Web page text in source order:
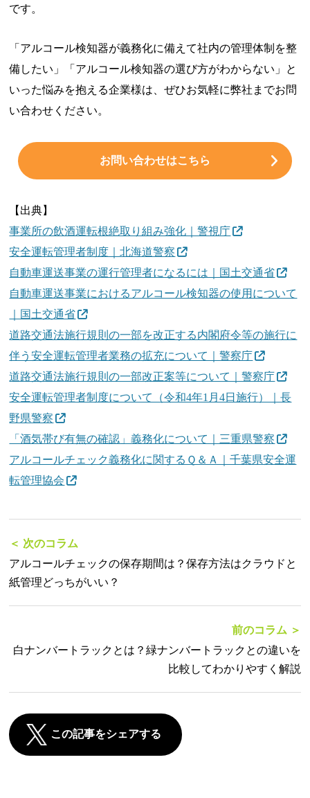
です。
「アルコール検知器が義務化に備えて社内の管理体制を整
備したい」「アルコール検知器の選び方がわからない」と
いった悩みを抱える企業様は、ぜひお気軽に弊社までお問
い合わせください。
お問い合わせはこちら
【出典】
事業所の飲酒運転根絶取り組み強化｜警視庁
安全運転管理者制度｜北海道警察
自動車運送事業の運行管理者になるには｜国土交通省
自動車運送事業におけるアルコール検知器の使用について
｜国土交通省
道路交通法施行規則の一部を改正する内閣府令等の施行に
伴う安全運転管理者業務の拡充について｜警察庁
道路交通法施行規則の一部改正案等について｜警察庁
安全運転管理者制度について（令和4年1月4日施行）｜長
野県警察
「酒気帯び有無の確認」義務化について｜三重県警察
アルコールチェック義務化に関するＱ＆Ａ｜千葉県安全運
転管理協会
＜ 次のコラム
アルコールチェックの保存期間は？保存方法はクラウドと
紙管理どっちがいい？
前のコラム ＞
白ナンバートラックとは？緑ナンバートラックとの違いを
比較してわかりやすく解説
この記事をシェアする